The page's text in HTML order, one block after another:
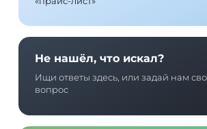
Не нашёл, что искал?
Ищи ответы здесь, или задай нам
вопрос